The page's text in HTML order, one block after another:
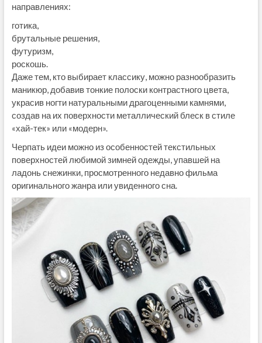
направлениях:
готика,
брутальные решения,
футуризм,
роскошь.
Даже тем, кто выбирает классику, можно разнообразить
маникюр, добавив тонкие полоски контрастного цвета,
украсив ногти натуральными драгоценными камнями,
создав на их поверхности металлический блеск в стиле
«хай-тек» или «модерн».
Черпать идеи можно из особенностей текстильных
поверхностей любимой зимней одежды, упавшей на
ладонь снежинки, просмотренного недавно фильма
оригинального жанра или увиденного сна.